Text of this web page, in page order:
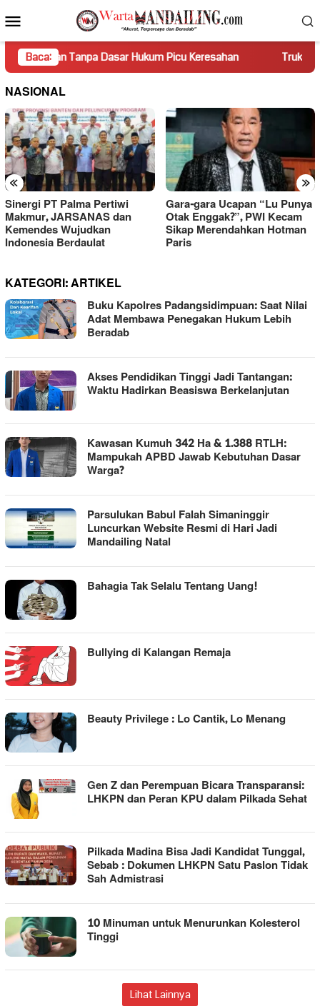
ke
kontenMobile
Baca:
Tanpa Dasar Hukum Picu Keresahan Truk Miring
NASIONAL
« »
Sinergi PT Palma Pertiwi
Makmur, JARSANAS dan
Kemendes Wujudkan
Indonesia Berdaulat
Gara-gara Ucapan “Lu Punya
Otak Enggak?”, PWI Kecam
Sikap Merendahkan Hotman
Paris
KATEGORI:ARTIKEL
Buku Kapolres Padangsidimpuan: Saat Nilai
Adat Membawa Penegakan Hukum Lebih
Beradab
Akses Pendidikan Tinggi Jadi Tantangan:
Waktu Hadirkan Beasiswa Berkelanjutan
Kawasan Kumuh 342 Ha & 1.388 RTLH:
Mampukah APBD Jawab Kebutuhan Dasar
Warga?
Parsulukan Babul Falah Simaninggir
Luncurkan Website Resmi di Hari Jadi
Mandailing Natal
Bahagia Tak Selalu Tentang Uang!
Bullying di Kalangan Remaja
Beauty Privilege : Lo Cantik, Lo Menang
Gen Z dan Perempuan Bicara Transparansi:
LHKPN dan Peran KPU dalam Pilkada Sehat
Pilkada Madina Bisa Jadi Kandidat Tunggal,
Sebab : Dokumen LHKPN Satu Paslon Tidak
Sah Admistrasi
10 Minuman untuk Menurunkan Kolesterol
Tinggi
Lihat Lainnya